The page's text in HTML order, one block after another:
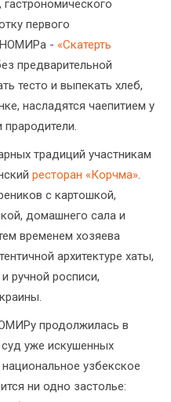
первого
- «Скатерть
предварительной
тесто и выпекать хлеб,
насладятся чаепитием у
традиций участникам
ресторан «Корчма».
с картошкой,
домашнего сала и
временем хозяева
архитектуре хаты,
ручной росписи,
продолжилась в
уже искушенных
узбекское
ни одно застолье: